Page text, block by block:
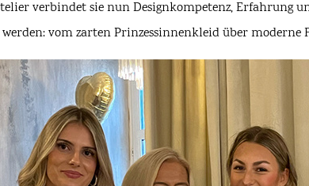
verbindet sie nun Designkompetenz, Erfahrung
vom zarten Prinzessinnenkleid über